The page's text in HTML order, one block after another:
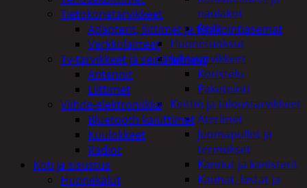
naulakot
Peilit
Huonetuoksut
Juhlatarvikkeet
Koristelu
Paketointi
Keittiö ja taloustarvikkeet
Aterimet
Juomapullot ja
termokset
Kannut ja kanisterit
Kauhat, lastat ja
Tietokonetarvikkeet
Adapterit, liittimet ja telakointiasemat
Verkkolaitteet
Tv-tarvikkeet ja seinätelineet
Antennit
Liittimet
Viihde-elektroniikka
Bluetooth kaiuttimet
Kuulokkeet
Radiot
Koti ja sisustus
Huonekalut